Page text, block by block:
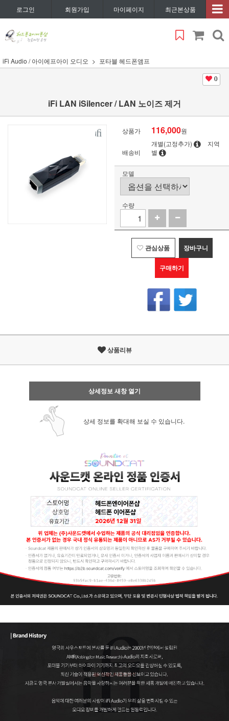
로그인 회원가입 마이페이지 최근본상품
iFi Audio / 아이에프아이 오디오 포타블 헤드폰앰프
0
iFi LAN iSilencer / LAN 노이즈 제거
상품가 116,000원
배송비
개별(고정추가)
지역
별
모델
수량
관심상품 장바구니
구매하기
상품리뷰
상세정보 새창 열기
상세 정보를 확대해 보실 수 있습니다.